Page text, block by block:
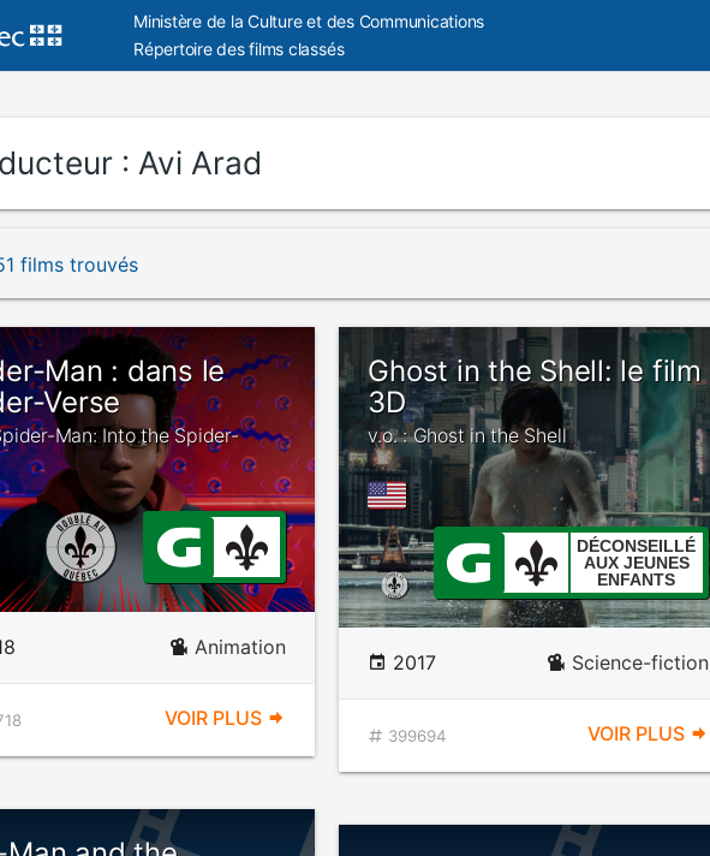
Ministère de la Culture et des Communications
Répertoire des films classés
: Avi Arad
films trouvés
Man : dans le
Verse
Man: Into the Spider-
Animation
VOIR PLUS
Ghost in the Shell: le film
3D
v.o. : Ghost in the Shell
DÉCONSEILLÉ
AUX JEUNES
ENFANTS
2017 Science-fiction
399694 VOIR PLUS